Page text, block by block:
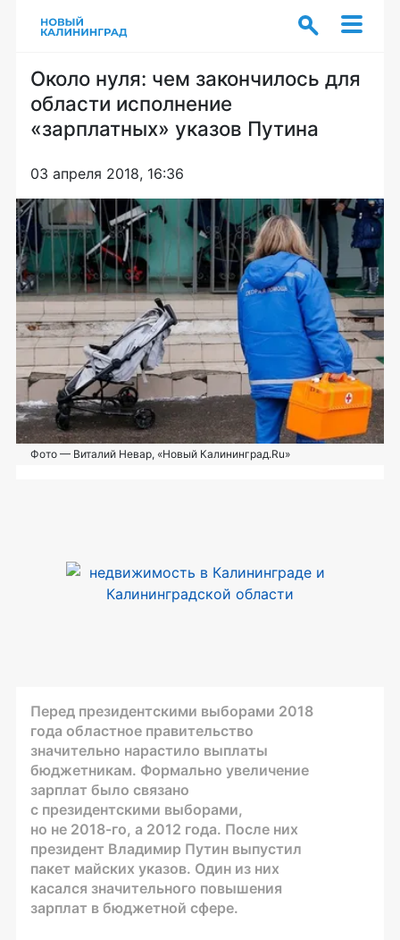
Около нуля: чем закончилось для
области исполнение
«зарплатных» указов Путина
03 апреля 2018, 16:36
Фото — Виталий Невар, «Новый Калининград.Ru»
Перед президентскими выборами 2018
года областное правительство
значительно нарастило выплаты
бюджетникам. Формально увеличение
зарплат было связано
с президентскими выборами,
но не 2018-го, а 2012 года. После них
президент Владимир Путин выпустил
пакет майских указов. Один из них
касался значительного повышения
зарплат в бюджетной сфере.